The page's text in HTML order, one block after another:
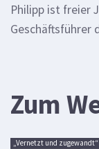
Philipp ist freier
Geschäftsführer
Zum
„Vernetzt und